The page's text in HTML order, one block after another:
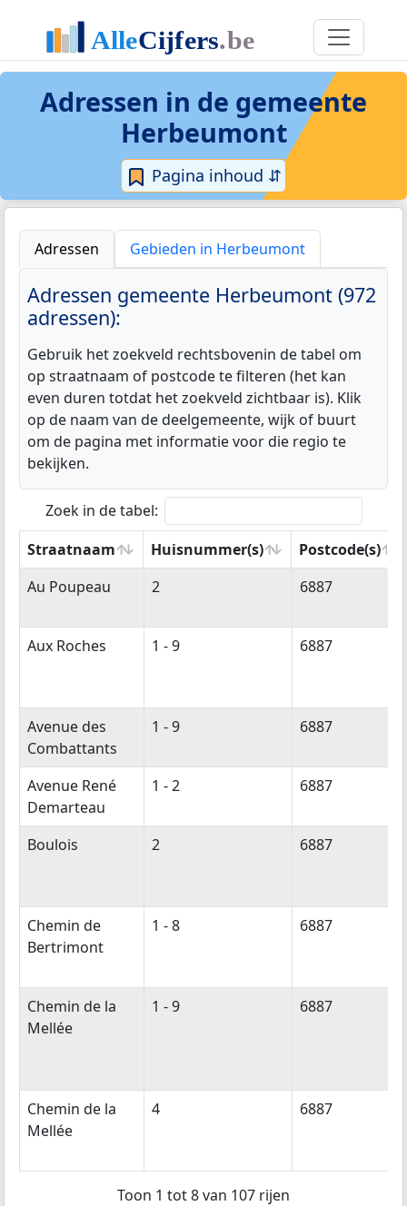
Adressen in de gemeente
Herbeumont
Pagina inhoud ⇵
Adressen Gebieden in Herbeumont
Adressen gemeente Herbeumont (972
adressen):
Gebruik het zoekveld rechtsbovenin de tabel om
op straatnaam of postcode te filteren (het kan
even duren totdat het zoekveld zichtbaar is). Klik
op de naam van de deelgemeente, wijk of buurt
om de pagina met informatie voor die regio te
bekijken.
Zoek in de tabel:
Straatnaam
Huisnummer(s)
Postcode(s)
Straatnaam
Huisnummer(s) Postcode(s)
Au Poupeau 2 6887
Aux Roches 1 - 9 6887
Avenue des
Combattants
1 - 9 6887
Avenue René
Demarteau
1 - 2 6887
Boulois 2 6887
Chemin de
Bertrimont
1 - 8 6887
Chemin de la
Mellée
1 - 9 6887
Chemin de la
Mellée
4 6887
Toon 1 tot 8 van 107 rijen